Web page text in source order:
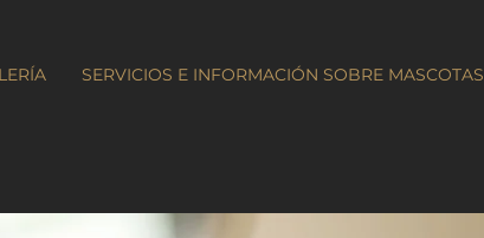
SERVICIOS E INFORMACIÓN SOBRE MASCOTAS